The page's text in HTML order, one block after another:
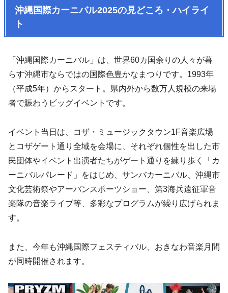
沖縄国際カーニバル2025の見どころ・ハイライ
ト
「沖縄国際カーニバル」は、世界60カ国余りの人々が暮
らす沖縄市ならではの国際色豊かなまつりです。1993年
（平成5年）からスタート。県内外から数万人規模の来場
者で賑わうビッグイベントです。
イベント当日は、コザ・ミュージックタウン1F音楽広場
とコザゲート通り全域を会場に、それぞれ個性を出した市
民団体やイベント出演者たちがゲート通りを練り歩く「カ
ーニバルパレード」をはじめ、サンバカーニバル、沖縄市
文化芸術祭やアーバンスポーツショー、第3海兵遠征軍音
楽隊の音楽ライブ等、多彩なプログラムが繰り広げられま
す。
また、今年も沖縄国際フェスティバル、おきなわ音楽月間
が同時開催されます。